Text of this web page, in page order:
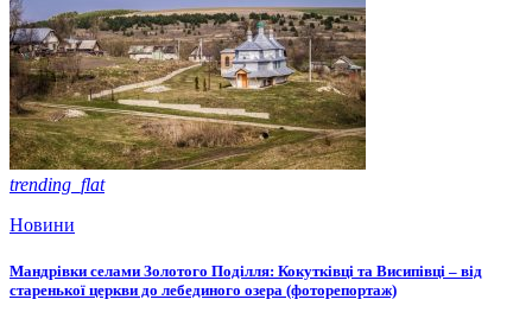
trending_flat
Новини
Мандрівки селами Золотого Поділля: Кокутківці та Висипівці – від
старенької церкви до лебединого озера (фоторепортаж)